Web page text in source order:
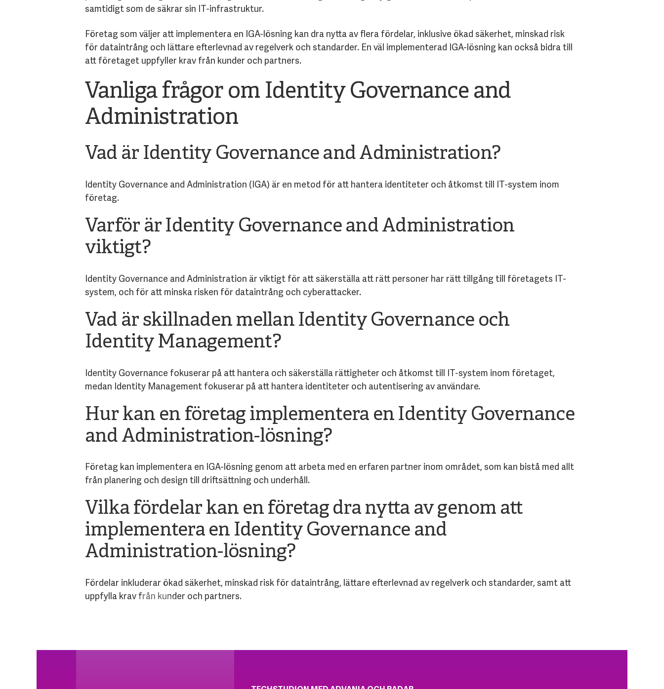
samtidigt som de säkrar sin IT-infrastruktur.
Företag som väljer att implementera en IGA-lösning kan dra nytta av flera fördelar, inklusive ökad säkerhet, minskad risk
för dataintrång och lättare efterlevnad av regelverk och standarder. En väl implementerad IGA-lösning kan också bidra till
att företaget uppfyller krav från kunder och partners.
Vanliga frågor om Identity Governance and
Administration
Vad är Identity Governance and Administration?
Identity Governance and Administration (IGA) är en metod för att hantera identiteter och åtkomst till IT-system inom
företag.
Varför är Identity Governance and Administration
viktigt?
Identity Governance and Administration är viktigt för att säkerställa att rätt personer har rätt tillgång till företagets IT-
system, och för att minska risken för dataintrång och cyberattacker.
Vad är skillnaden mellan Identity Governance och
Identity Management?
Identity Governance fokuserar på att hantera och säkerställa rättigheter och åtkomst till IT-system inom företaget,
medan Identity Management fokuserar på att hantera identiteter och autentisering av användare.
Hur kan en företag implementera en Identity Governance
and Administration-lösning?
Företag kan implementera en IGA-lösning genom att arbeta med en erfaren partner inom området, som kan bistå med allt
från planering och design till driftsättning och underhåll.
Vilka fördelar kan en företag dra nytta av genom att
implementera en Identity Governance and
Administration-lösning?
Fördelar inkluderar ökad säkerhet, minskad risk för dataintrång, lättare efterlevnad av regelverk och standarder, samt att
uppfylla krav från kunder och partners.